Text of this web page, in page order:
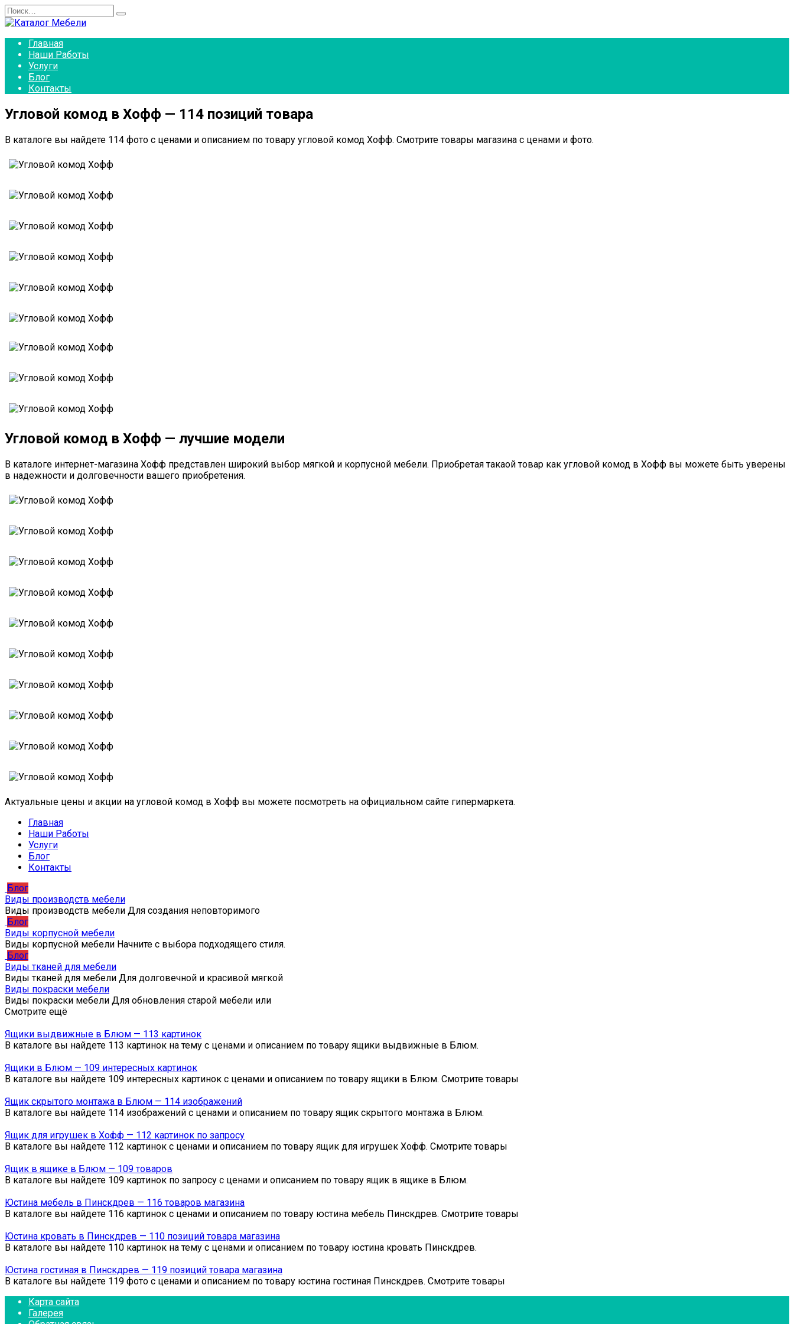
Перейти
к
Search
for:
Главная
Наши Работы
Услуги
Блог
Контакты
Угловой комод в Хофф — 114 позиций товара
В каталоге вы найдете 114 фото с ценами и описанием по товару угловой комод Хофф. Смотрите товары магазина с ценами и фото.
Угловой комод в Хофф — лучшие модели
В каталоге интернет-магазина Хофф представлен широкий выбор мягкой и корпусной мебели. Приобретая такаой товар как угловой комод в Хофф вы можете быть уверены
в надежности и долговечности вашего приобретения.
Актуальные цены и акции на угловой комод в Хофф вы можете посмотреть на официальном сайте гипермаркета.
Главная
Наши Работы
Услуги
Блог
Контакты
Блог
Виды производств мебели
Виды производств мебели Для создания неповторимого
Блог
Виды корпусной мебели
Виды корпусной мебели Начните с выбора подходящего стиля.
Блог
Виды тканей для мебели
Виды тканей для мебели Для долговечной и красивой мягкой
Виды покраски мебели
Виды покраски мебели Для обновления старой мебели или
Смотрите ещё
Ящики выдвижные в Блюм — 113 картинок
В каталоге вы найдете 113 картинок на тему с ценами и описанием по товару ящики выдвижные в Блюм.
Ящики в Блюм — 109 интересных картинок
В каталоге вы найдете 109 интересных картинок с ценами и описанием по товару ящики в Блюм. Смотрите товары
Ящик скрытого монтажа в Блюм — 114 изображений
В каталоге вы найдете 114 изображений с ценами и описанием по товару ящик скрытого монтажа в Блюм.
Ящик для игрушек в Хофф — 112 картинок по запросу
В каталоге вы найдете 112 картинок с ценами и описанием по товару ящик для игрушек Хофф. Смотрите товары
Ящик в ящике в Блюм — 109 товаров
В каталоге вы найдете 109 картинок по запросу с ценами и описанием по товару ящик в ящике в Блюм.
Юстина мебель в Пинскдрев — 116 товаров магазина
В каталоге вы найдете 116 картинок с ценами и описанием по товару юстина мебель Пинскдрев. Смотрите товары
Юстина кровать в Пинскдрев — 110 позиций товара магазина
В каталоге вы найдете 110 картинок на тему с ценами и описанием по товару юстина кровать Пинскдрев.
Юстина гостиная в Пинскдрев — 119 позиций товара магазина
В каталоге вы найдете 119 фото с ценами и описанием по товару юстина гостиная Пинскдрев. Смотрите товары
Карта сайта
Галерея